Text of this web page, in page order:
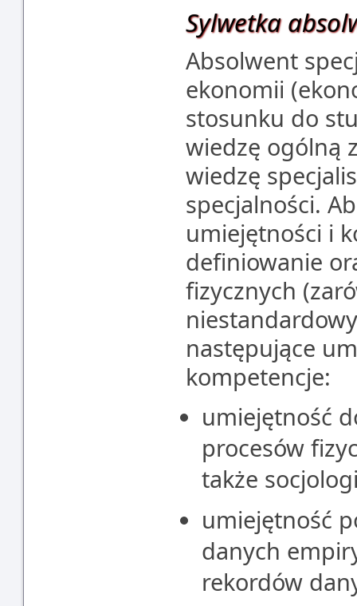
Sylwetka
Absolwent
ekonomii
stosunku do
wiedzę ogólną
wiedzę
specjalności.
umiejętności i
definiowanie
fizycznych
następujące
kompetencje:
umiejętność
procesów
także
umiejętność
danych
rekordów